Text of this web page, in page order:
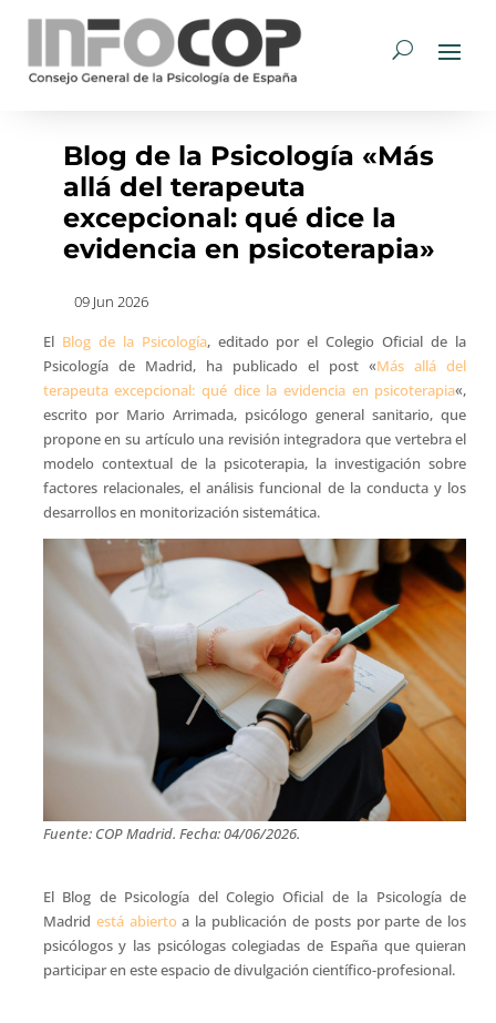
Blog de la Psicología «Más
allá del terapeuta
excepcional: qué dice la
evidencia en psicoterapia»
09 Jun 2026
El Blog de la Psicología, editado por el Colegio Oficial de la
Psicología de Madrid, ha publicado el post «Más allá del
terapeuta excepcional: qué dice la evidencia en psicoterapia«,
escrito por Mario Arrimada, psicólogo general sanitario, que
propone en su artículo una revisión integradora que vertebra el
modelo contextual de la psicoterapia, la investigación sobre
factores relacionales, el análisis funcional de la conducta y los
desarrollos en monitorización sistemática.
Fuente: COP Madrid. Fecha: 04/06/2026.
El Blog de Psicología del Colegio Oficial de la Psicología de
Madrid está abierto a la publicación de posts por parte de los
psicólogos y las psicólogas colegiadas de España que quieran
participar en este espacio de divulgación científico-profesional.